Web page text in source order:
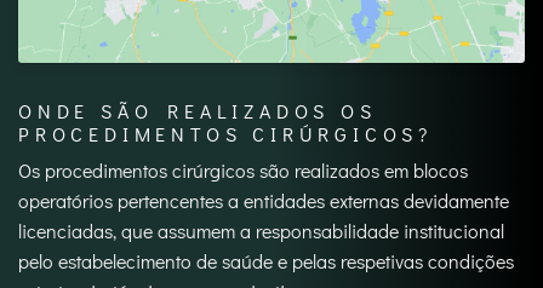
ONDE SÃO REALIZADOS OS
PROCEDIMENTOS CIRÚRGICOS?
Os procedimentos cirúrgicos são realizados em blocos
operatórios pertencentes a entidades externas devidamente
licenciadas, que assumem a responsabilidade institucional
pelo estabelecimento de saúde e pelas respetivas condições